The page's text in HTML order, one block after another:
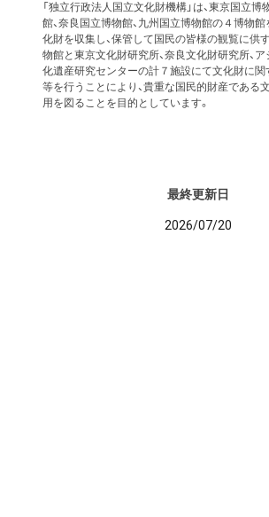
「独立行政法人国立文化財機構」は、東京国立博
館、奈良国立博物館、九州国立博物館の４博物館
化財を収集し、保管して国民の皆様の観覧に供
物館と東京文化財研究所、奈良文化財研究所、
化遺産研究センターの計７施設にて文化財に
等を行うことにより、貴重な国民的財産である
用を図ることを目的としています。
最終更新日
2026/07/20